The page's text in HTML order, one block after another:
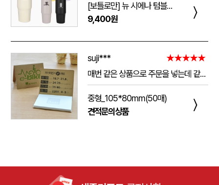
[보틀로만] 뉴 시에나 텀블러 900ml
9,400원
〉
suji***
★★★★★
매번 같은 상품으로 주문을 넣는데 같은 품질로 받을 수 있어서 좋습니다. 배송 기간도 적당히 잘오는거 같아요. 앞으로도 계속 이용할꺼 같습니다. 지금과 같은 품질로 유지해주세요!!
중형_105*80mm(50매)
견적문의상품
〉